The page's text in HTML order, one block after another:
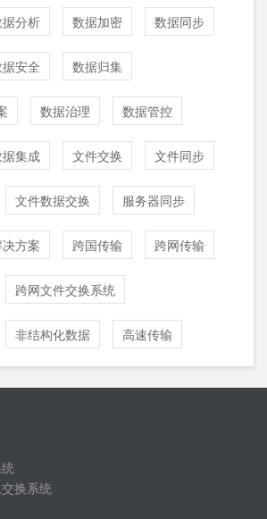
分析 数据加密 数据同步
安全 数据归集
数据治理 数据管控
集成 文件交换 文件同步
文件数据交换 服务器同步
方案 跨国传输 跨网传输
跨网文件交换系统
非结构化数据 高速传输
换系统